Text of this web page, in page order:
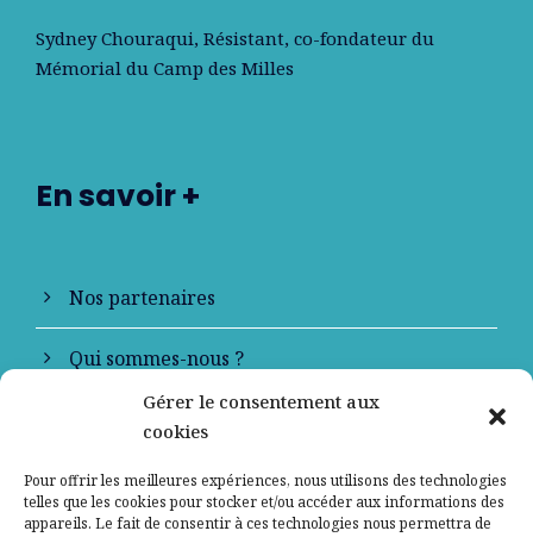
Gérer le consentement aux
cookies
Pour offrir les meilleures expériences, nous utilisons des technologies
telles que les cookies pour stocker et/ou accéder aux informations des
appareils. Le fait de consentir à ces technologies nous permettra de
Sydney Chouraqui, Résistant, co-fondateur du
Mémorial du Camp des Milles
En savoir +
Nos partenaires
Qui sommes-nous ?
Contactez-nous
Mentions légales